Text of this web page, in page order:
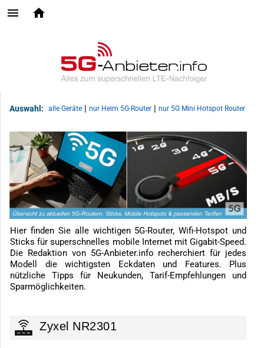
Auswahl: alle Geräte | nur Heim 5G-Router | nur 5G Mini Hotspot Router
Hier finden Sie alle wichtigen 5G-Router, Wifi-Hotspot und
Sticks für superschnelles mobile Internet mit Gigabit-Speed.
Die Redaktion von 5G-Anbieter.info recherchiert für jedes
Modell die wichtigsten Eckdaten und Features. Plus
nützliche Tipps für Neukunden, Tarif-Empfehlungen und
Sparmöglichkeiten.
Zyxel NR2301